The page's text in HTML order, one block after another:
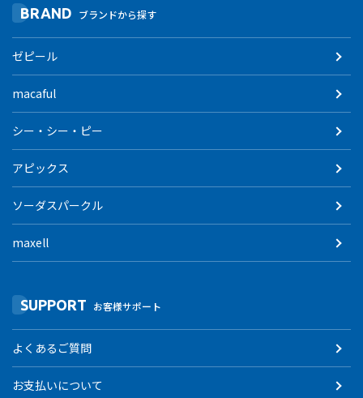
BRAND ブランドから探す
ゼピール
macaful
シー・シー・ピー
アピックス
ソーダスパークル
maxell
SUPPORT お客様サポート
よくあるご質問
お支払いについて